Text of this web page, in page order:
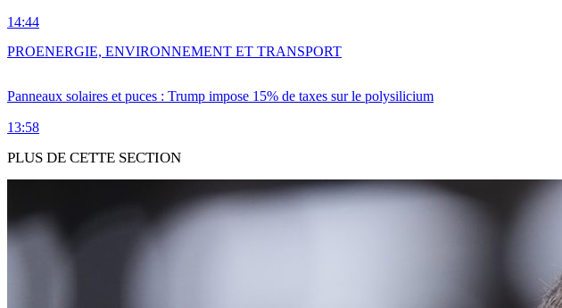
14:44
Panneaux solaires et puces : Trump impose 15% de taxes sur le polysilicium
13:58
PROENERGIE, ENVIRONNEMENT ET TRANSPORT
PLUS DE CETTE SECTION